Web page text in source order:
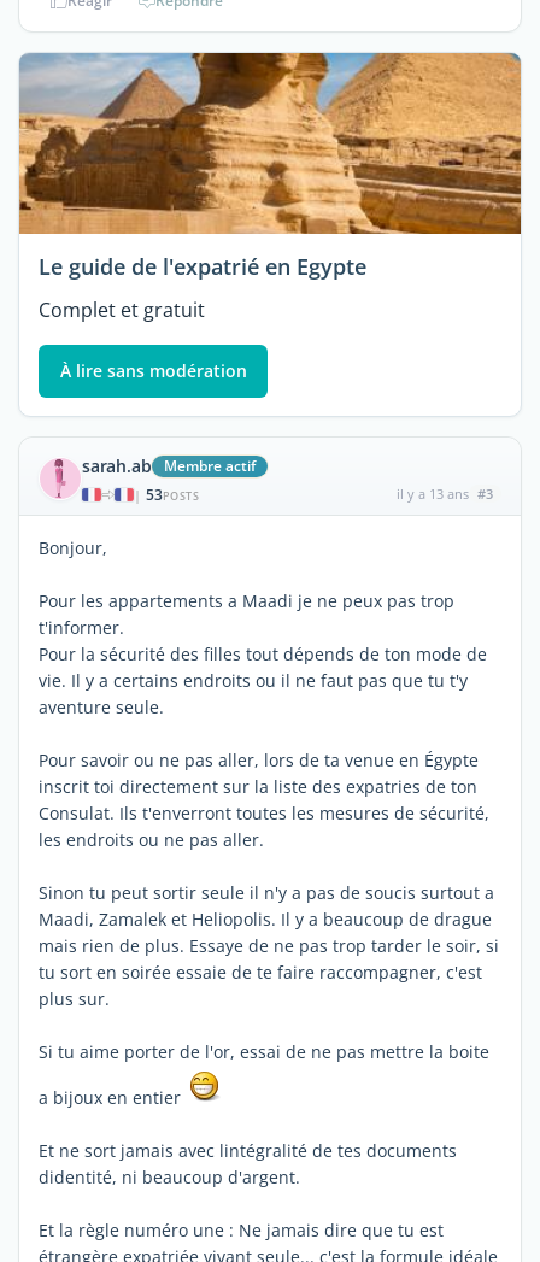
Le guide de l'expatrié en Egypte
Complet et gratuit
À lire sans modération
sarah.ab Membre actif
| 53POSTS il y a 13 ans #3
Bonjour,
Pour les appartements a Maadi je ne peux pas trop
t'informer.
Pour la sécurité des filles tout dépends de ton mode de
vie. Il y a certains endroits ou il ne faut pas que tu t'y
aventure seule.
Pour savoir ou ne pas aller, lors de ta venue en Égypte
inscrit toi directement sur la liste des expatries de ton
Consulat. Ils t'enverront toutes les mesures de sécurité,
les endroits ou ne pas aller.
Sinon tu peut sortir seule il n'y a pas de soucis surtout a
Maadi, Zamalek et Heliopolis. Il y a beaucoup de drague
mais rien de plus. Essaye de ne pas trop tarder le soir, si
tu sort en soirée essaie de te faire raccompagner, c'est
plus sur.
Si tu aime porter de l'or, essai de ne pas mettre la boite
a bijoux en entier
Et ne sort jamais avec lintégralité de tes documents
didentité, ni beaucoup d'argent.
Et la règle numéro une : Ne jamais dire que tu est
étrangère expatriée vivant seule... c'est la formule idéale